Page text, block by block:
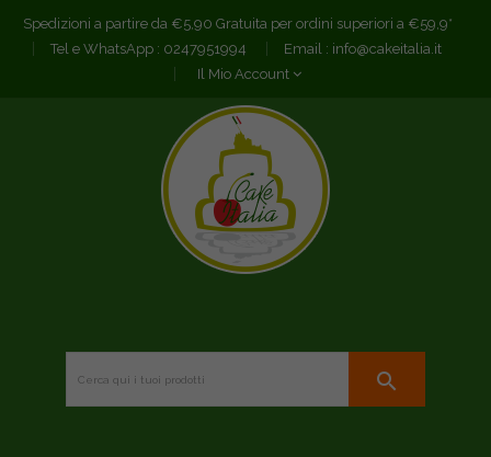
Spedizioni a partire da €5,90 Gratuita per ordini superiori a €59,9*
Tel e WhatsApp : 0247951994 Email : info@cakeitalia.it
Il Mio Account
search